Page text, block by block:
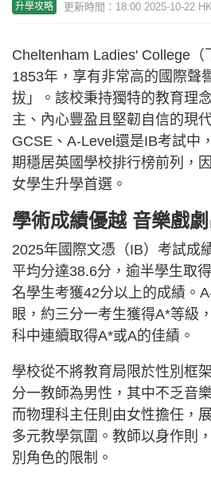
升學攻略 更新時間：18:00 2025-10-22
Cheltenham Ladies' College（
1853年，享有非常高的國際聲
拔」。該校秉持獨特的教育理
主、內心豐盈且堅韌自信的現
GCSE、A-Level還是IB考試中
期穩居英國學校排行榜前列，
女學生升學首選。
學術成績優越 音樂戲
2025年國際文憑（IB）考試成
平均分達38.6分，逾半學生取
名學生考獲42分以上的成績。
眼，約三分一考生獲得A*等級
科中連續取得A*或A的佳績。
學校從不將教育局限於性別框
分一教師為男性，其中不乏音
而物理科主任則由女性擔任，
多元教學氛圍。教師以身作則
別角色的限制。